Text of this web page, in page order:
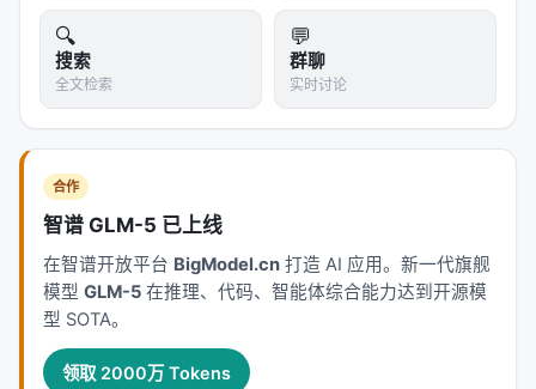
🔍
搜索
全文检索
💬
群聊
实时讨论
合作
智谱 GLM-5 已上线
在智谱开放平台 BigModel.cn 打造 AI 应用。新一代旗舰
模型 GLM-5 在推理、代码、智能体综合能力达到开源模
型 SOTA。
领取 2000万 Tokens